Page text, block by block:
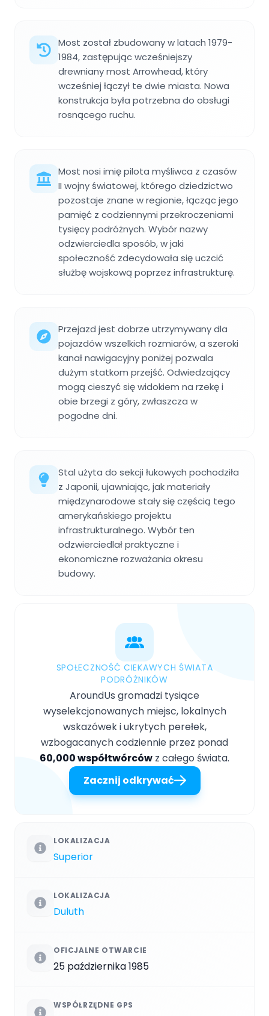
Most został zbudowany w latach 1979-
1984, zastępując wcześniejszy
drewniany most Arrowhead, który
wcześniej łączył te dwie miasta. Nowa
konstrukcja była potrzebna do obsługi
rosnącego ruchu.
Most nosi imię pilota myśliwca z czasów
II wojny światowej, którego dziedzictwo
pozostaje znane w regionie, łącząc jego
pamięć z codziennymi przekroczeniami
tysięcy podróżnych. Wybór nazwy
odzwierciedla sposób, w jaki
społeczność zdecydowała się uczcić
służbę wojskową poprzez infrastrukturę.
Przejazd jest dobrze utrzymywany dla
pojazdów wszelkich rozmiarów, a szeroki
kanał nawigacyjny poniżej pozwala
dużym statkom przejść. Odwiedzający
mogą cieszyć się widokiem na rzekę i
obie brzegi z góry, zwłaszcza w
pogodne dni.
Stal użyta do sekcji łukowych pochodziła
z Japonii, ujawniając, jak materiały
międzynarodowe stały się częścią tego
amerykańskiego projektu
infrastrukturalnego. Wybór ten
odzwierciedlał praktyczne i
ekonomiczne rozważania okresu
budowy.
SPOŁECZNOŚĆ CIEKAWYCH ŚWIATA
PODRÓŻNIKÓW
AroundUs gromadzi tysiące
wyselekcjonowanych miejsc, lokalnych
wskazówek i ukrytych perełek,
wzbogacanych codziennie przez ponad
60,000 współtwórców z całego świata.
Zacznij odkrywać
LOKALIZACJA
Superior
LOKALIZACJA
Duluth
OFICJALNE OTWARCIE
25 października 1985
WSPÓŁRZĘDNE GPS